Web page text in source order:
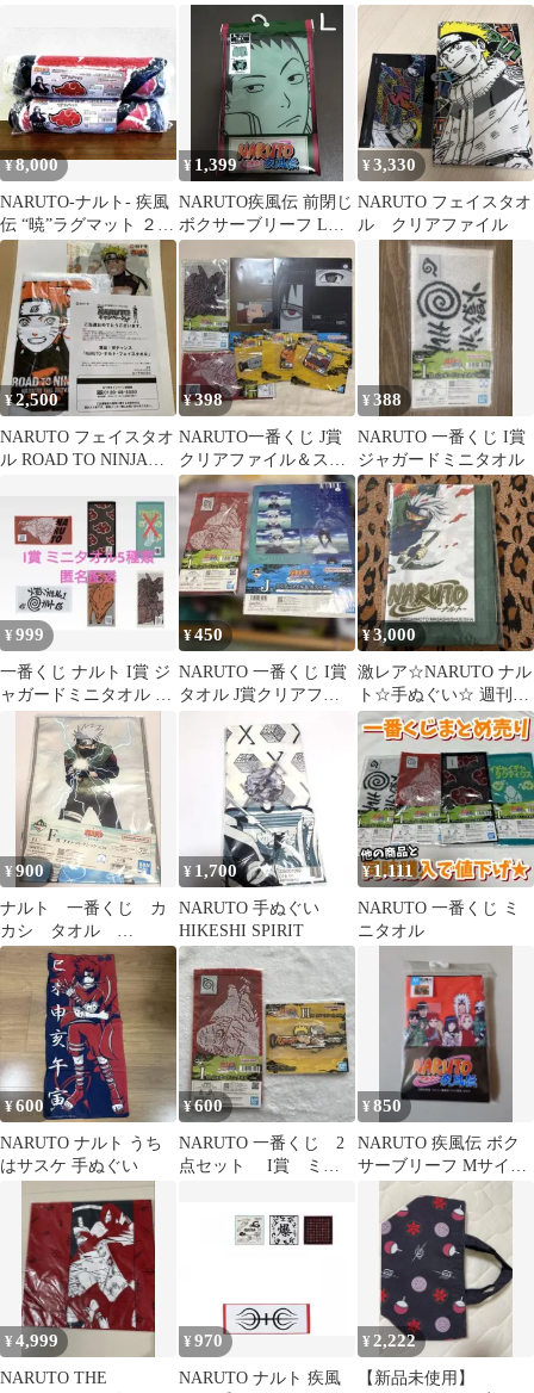
ずまきナルト
チ 手ぬぐい
¥8,000
NARUTO-ナルト- 疾風
伝 “暁”ラグマット ２点
セット 未開封品
¥ 1,399
NARUTO疾風伝 前閉じ
ボクサーブリーフ Lサ
イズ 奈良シカマル
¥3,330
NARUTO フェイスタオ
ル クリアファイル
¥2,500
NARUTO フェイスタオ
ル ROAD TO NINJA
¥398
NARUTO一番くじ J賞
クリアファイル＆ステ
ッカー H賞 ラバーアソ
ート
¥388
NARUTO 一番くじ I賞
ジャガードミニタオル
¥999
一番くじ ナルト I賞 ジ
ャガードミニタオル 5
¥450
NARUTO 一番くじ I賞
タオル J賞クリアファ
¥3,000
激レア☆NARUTO ナル
ト☆手ぬぐい☆ 週刊少
年ジャンプ 応募者全員
サービス☆
¥900
ナルト 一番くじ カ
カシ タオル
NARUTO
¥ 1,700
NARUTO 手ぬぐい
HIKESHI SPIRIT
¥1,111
NARUTO 一番くじ ミ
ニタオル
¥600
NARUTO ナルト うち
はサスケ 手ぬぐい
¥600
NARUTO 一番くじ 2
点セット I賞 ミニ
¥850
NARUTO 疾風伝 ボク
サーブリーフ Mサイズ
前閉じ 成型
¥4,999
NARUTO THE
¥970
NARUTO ナルト 疾風
¥ 2,222
【新品未使用】